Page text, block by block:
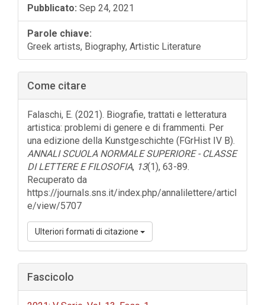
Pubblicato: Sep 24, 2021
Parole chiave:
Greek artists, Biography, Artistic Literature
Come citare
Falaschi, E. (2021). Biografie, trattati e letteratura
artistica: problemi di genere e di frammenti. Per
una edizione della Kunstgeschichte (FGrHist IV B).
ANNALI SCUOLA NORMALE SUPERIORE - CLASSE
DI LETTERE E FILOSOFIA, 13(1), 63-89.
Recuperato da
https://journals.sns.it/index.php/annalilettere/articl
e/view/5707
Ulteriori formati di citazione
Fascicolo